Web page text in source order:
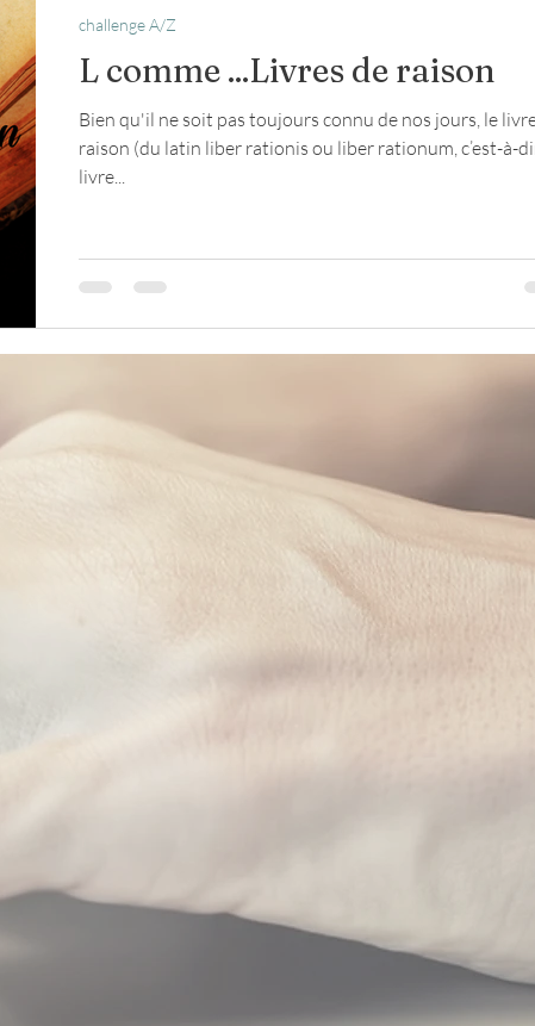
livre médaille
Seconde Guerre mondiale Lettres évacués
L comme ...Livres de raison
Bien qu'il ne soit pas toujours connu de nos jours, le
raison (du latin liber rationis ou liber rationum, c’est-à-
livre...
challenge A/Z